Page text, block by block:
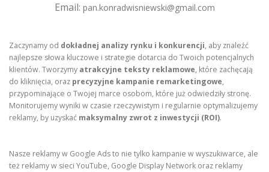
Email: pan.konradwisniewski@gmail.com
Zaczynamy od dokładnej analizy rynku i konkurencji, aby znaleźć
najlepsze słowa kluczowe i strategie dotarcia do Twoich potencjalnych
klientów. Tworzymy atrakcyjne teksty reklamowe, które zachęcają
do kliknięcia, oraz precyzyjne kampanie remarketingowe,
przypominające o Twojej marce osobom, które już odwiedziły stronę.
Monitorujemy wyniki w czasie rzeczywistym i regularnie optymalizujemy
reklamy, by uzyskać maksymalny zwrot z inwestycji (ROI).
Nasze reklamy w Google Ads to nie tylko kampanie w wyszukiwarce, ale
też reklamy w sieci YouTube, Google Display Network oraz reklamy